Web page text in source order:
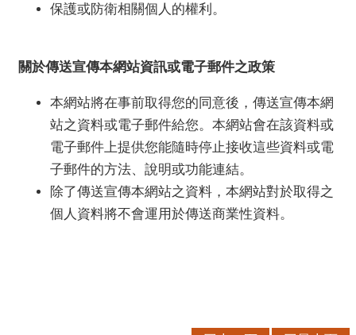
保護或防衛相關個人的權利。
關於傳送宣傳本網站資訊或電子郵件之政策
本網站將在事前取得您的同意後，傳送宣傳本網
站之資料或電子郵件給您。本網站會在該資料或
電子郵件上提供您能隨時停止接收這些資料或電
子郵件的方法、說明或功能連結。
除了傳送宣傳本網站之資料，本網站對於取得之
個人資料將不會運用於傳送商業性資料。